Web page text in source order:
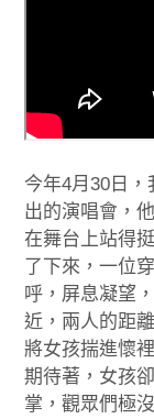
今年4月30日
出的演唱會，
在舞台上站得
了下來，一位
呼，屏息凝望
近，兩人的距
將女孩揣進懷
期待著，女孩
掌，觀眾們極